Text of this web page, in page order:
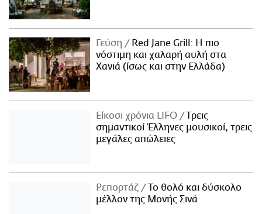
Γεύση
Red Jane Grill: Η πιο
νόστιμη και χαλαρή αυλή στα
Χανιά (ίσως και στην Ελλάδα)
Είκοσι χρόνια LIFO
Tρεις
σημαντικοί Έλληνες μουσικοί, τρεις
μεγάλες απώλειες
Ρεπορτάζ
Το θολό και δύσκολο
μέλλον της Μονής Σινά